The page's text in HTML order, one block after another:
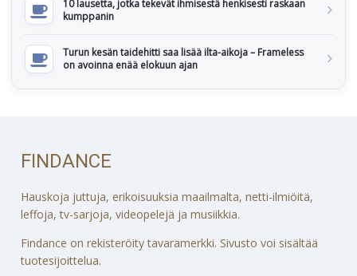
10 lausetta, jotka tekevät ihmisestä henkisesti raskaan
kumppanin
Turun kesän taidehitti saa lisää ilta-aikoja – Frameless
on avoinna enää elokuun ajan
FINDANCE
Hauskoja juttuja, erikoisuuksia maailmalta, netti-ilmiöitä,
leffoja, tv-sarjoja, videopelejä ja musiikkia.
Findance on rekisteröity tavaramerkki. Sivusto voi sisältää
tuotesijoittelua.